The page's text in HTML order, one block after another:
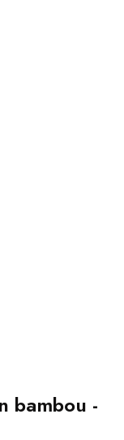
bambou -